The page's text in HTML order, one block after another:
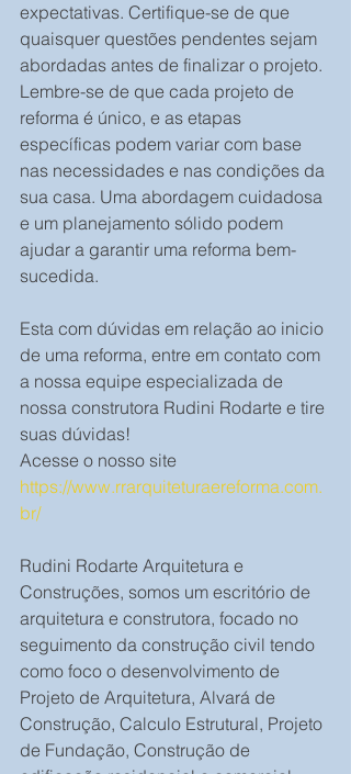
expectativas. Certifique-se de que
quaisquer questões pendentes sejam
abordadas antes de finalizar o projeto.
Lembre-se de que cada projeto de
reforma é único, e as etapas
específicas podem variar com base
nas necessidades e nas condições da
sua casa. Uma abordagem cuidadosa
e um planejamento sólido podem
ajudar a garantir uma reforma bem-
sucedida.
Esta com dúvidas em relação ao inicio
de uma reforma, entre em contato com
a nossa equipe especializada de
nossa construtora Rudini Rodarte e tire
suas dúvidas!
Acesse o nosso site
https://www.rrarquiteturaereforma.com.
br/
Rudini Rodarte Arquitetura e
Construções, somos um escritório de
arquitetura e construtora, focado no
seguimento da construção civil tendo
como foco o desenvolvimento de
Projeto de Arquitetura, Alvará de
Construção, Calculo Estrutural, Projeto
de Fundação, Construção de